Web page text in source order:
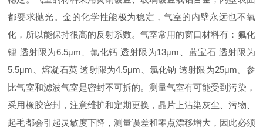
都要求抛光。金的化学性能极为稳定，气室的内壁永远也不氧
化，所以能保持很高的反射系数。气室常用的窗口材料有：氟化
锂 透射限为6.5μm、氟化钙 透射限为13μm、蓝宝石 透射限为
5.5μm、熔凝石英 透射限为4.5μm、氯化钠 透射限为25μm。参
比气室和滤波气室是密封不可拆的。测量气室有可能受到污染，
采用橡胶密封，注意维护和定期更换，晶片上沾染灰尘、污物、
起毛都会引起灵敏度下降，测量误差和零点漂移增大，因此必须